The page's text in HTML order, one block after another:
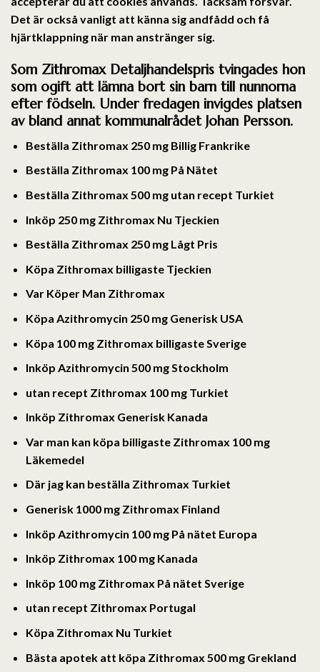
Det är också vanligt att känna sig andfådd och få
hjärtklappning när man anstränger sig.
Som Zithromax Detaljhandelspris tvingades hon
som ogift att lämna bort sin barn till nunnorna
efter födseln. Under fredagen invigdes platsen
av bland annat kommunalrådet Johan Persson.
Beställa Zithromax 250 mg Billig Frankrike
Beställa Zithromax 100 mg På Nätet
Beställa Zithromax 500 mg utan recept Turkiet
Inköp 250 mg Zithromax Nu Tjeckien
Beställa Zithromax 250 mg Lågt Pris
Köpa Zithromax billigaste Tjeckien
Var Köper Man Zithromax
Köpa Azithromycin 250 mg Generisk USA
Köpa 100 mg Zithromax billigaste Sverige
Inköp Azithromycin 500 mg Stockholm
utan recept Zithromax 100 mg Turkiet
Inköp Zithromax Generisk Kanada
Var man kan köpa billigaste Zithromax 100 mg
Läkemedel
Där jag kan beställa Zithromax Turkiet
Generisk 1000 mg Zithromax Finland
Inköp Azithromycin 100 mg På nätet Europa
Inköp Zithromax 100 mg Kanada
Inköp 100 mg Zithromax På nätet Sverige
utan recept Zithromax Portugal
Köpa Zithromax Nu Turkiet
Bästa apotek att köpa Zithromax 500 mg Grekland